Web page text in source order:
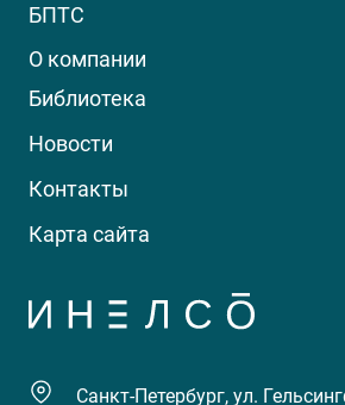
БПТС
О компании
Библиотека
Новости
Контакты
Карта сайта
Санкт-Петербург, ул.